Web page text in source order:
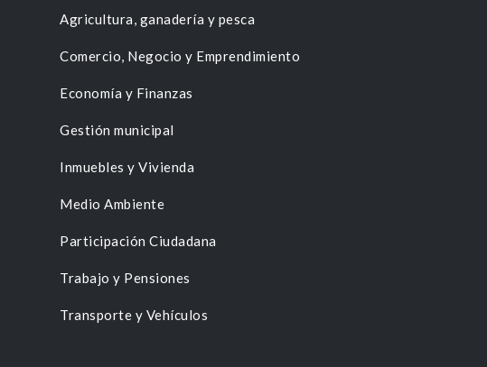
Agricultura, ganadería y pesca
Comercio, Negocio y Emprendimiento
Economía y Finanzas
Gestión municipal
Inmuebles y Vivienda
Medio Ambiente
Participación Ciudadana
Trabajo y Pensiones
Transporte y Vehículos